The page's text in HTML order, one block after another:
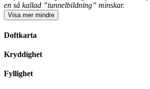
en så kallad ”tunnelbildning” minskar.
Visa mer mindre
Doftkarta
Kryddighet
Fyllighet